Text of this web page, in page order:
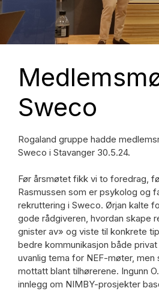
Sweco
Rogaland gruppe hadde
Sweco i Stavanger 30.5.24.
Før årsmøtet fikk vi to foredrag,
Rasmussen som er psykolog og
rekruttering i Sweco. Ørjan kalte
gode rådgiveren, hvordan skape
gnister av» og viste til konkrete
bedre kommunikasjon både
uvanlig tema for NEF-møter,
mottatt blant tilhørerene. Ingunn
innlegg om NIMBY-prosjekter